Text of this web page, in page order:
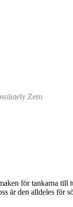
Zero
för tankarna
är den alldeles för